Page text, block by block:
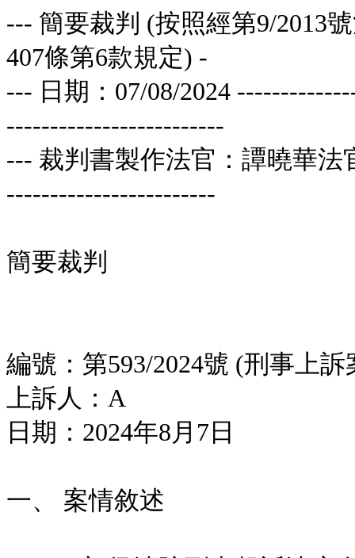
--- 簡要裁判 (按照經第9/2013
407條第6款規定) -
--- 日期：07/08/2024
-------------------------
--- 裁判書製作法官：譚曉華
------------------------
簡要裁判
編號：第593/2024號 (刑事上訴
上訴人：A
日期：2024年8月7日
一、 案情敘述